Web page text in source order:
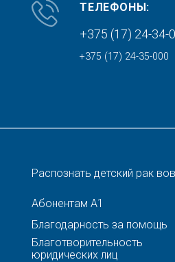
ТЕЛЕФОНЫ:
+375 (17) 24-34-
+375 (17) 24-35-000
Распознать детский рак
Абонентам A1
Благодарность за помощь
Благотворительность
юридических лиц